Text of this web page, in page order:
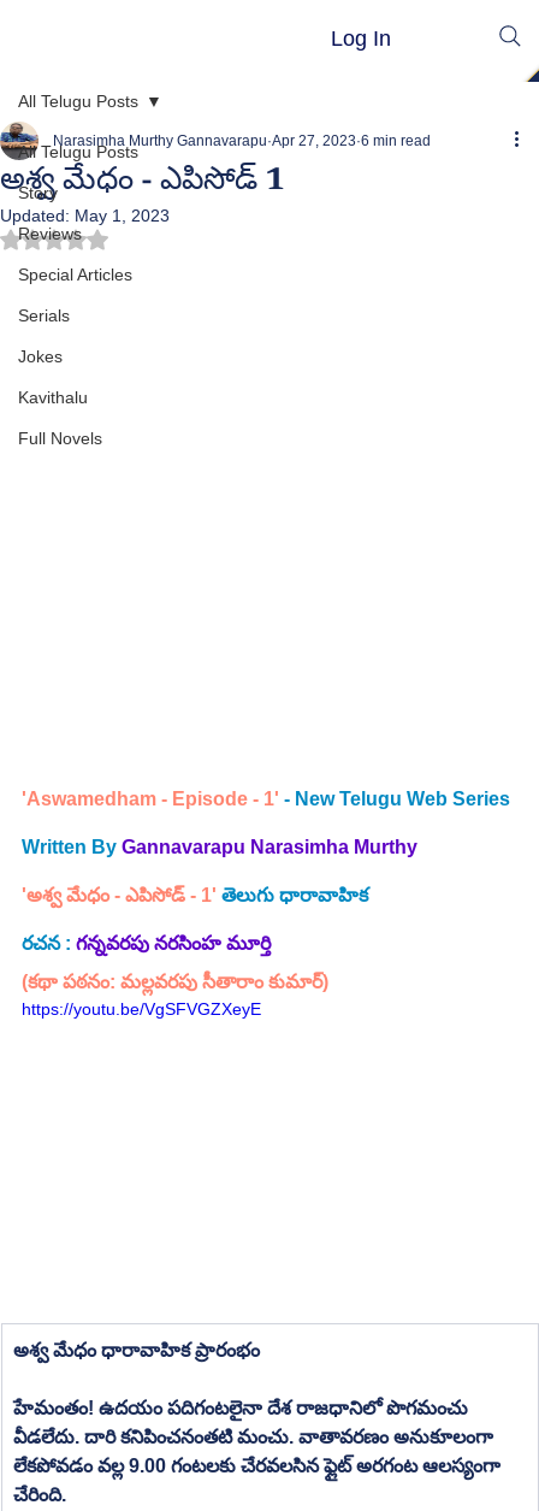
Log In
All Telugu Posts
Story
Reviews
Special Articles
Serials
Jokes
Kavithalu
Full Novels
All Telugu Posts
అశ్వ మేధం - ఎపిసోడ్ 1
Narasimha Murthy Gannavarapu Apr 27, 2023 6 min read
Updated: May 1, 2023
Rated NaN out of 5 stars.
'Aswamedham - Episode - 1' - New Telugu Web Series
Written By Gannavarapu Narasimha Murthy
'అశ్వ మేధం - ఎపిసోడ్ - 1' తెలుగు ధారావాహిక
రచన : గన్నవరపు నరసింహ మూర్తి
(కథా పఠనం: మల్లవరపు సీతారాం కుమార్)
https://youtu.be/VgSFVGZXeyE
అశ్వ మేధం ధారావాహిక ప్రారంభం
హేమంతం! ఉదయం పదిగంటలైనా దేశ రాజధానిలో పొగమంచు
వీడలేదు. దారి కనిపించనంతటి మంచు. వాతావరణం అనుకూలంగా
లేకపోవడం వల్ల 9.00 గంటలకు చేరవలసిన ఫ్లైట్ అరగంట ఆలస్యంగా
చేరింది.